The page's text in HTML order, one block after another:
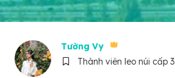
Tường Vy
Thành viên leo núi cấp 3